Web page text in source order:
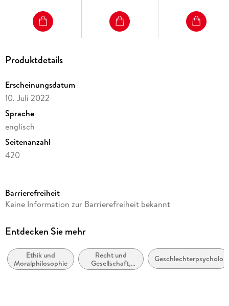
Produktdetails
Erscheinungsdatum
10. Juli 2022
Sprache
englisch
Seitenanzahl
420
Autor/Autorin
Verlag/Hersteller
Abbildungen
X, 408 p.
Barrierefreiheit
Keine Information zur Barrierefreiheit bekannt
Entdecken Sie mehr
Ethik und
Moralphilosophie
Recht und
Gesellschaft,
Rechtssoziologie